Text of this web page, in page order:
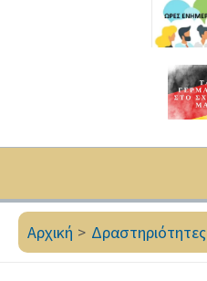
Αρχική Δραστηριότητες